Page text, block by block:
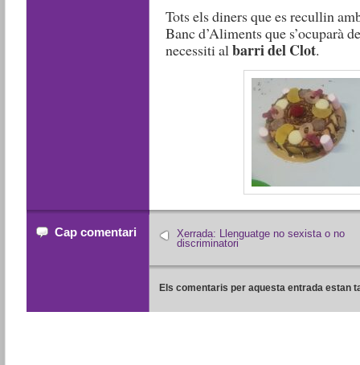
Tots els diners que es recullin
Banc d’Aliments que s’ocuparà
necessiti albarri del Clot.
Cap comentari
Xerrada: Llenguatge no sexista o no
discriminatori
Els comentaris per aquesta entrada estan